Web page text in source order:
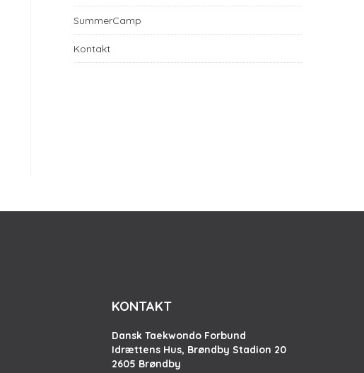
SummerCamp
Kontakt
KONTAKT
Dansk Taekwondo Forbund
Idrættens Hus, Brøndby Stadion 20
2605 Brøndby